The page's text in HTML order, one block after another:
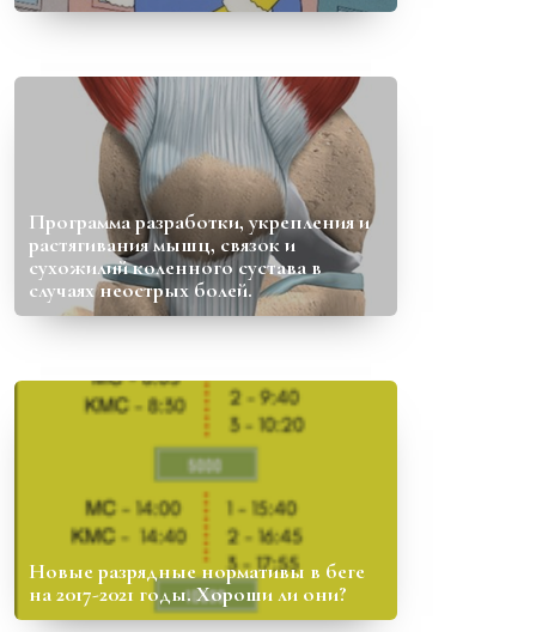
Программа разработки, укрепления и
растягивания мышц, связок и
сухожилий коленного сустава в
случаях неострых болей.
Новые разрядные нормативы в беге
на 2017-2021 годы. Хороши ли они?